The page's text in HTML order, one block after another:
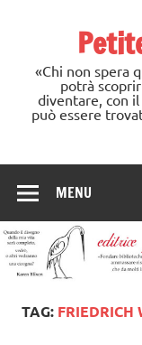
«Chi non spera
potrà
diventare, con il
può essere
MENU
TAG: FRIEDRICH